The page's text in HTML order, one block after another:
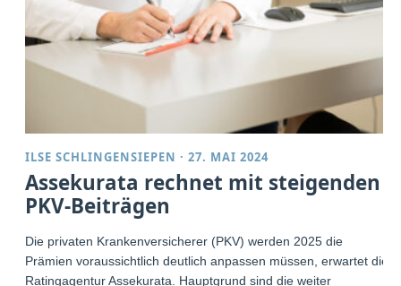
ILSE SCHLINGENSIEPEN ·27. MAI 2024
Assekurata rechnet mit steigenden
PKV-Beiträgen
Die privaten Krankenversicherer (PKV) werden 2025 die
Prämien voraussichtlich deutlich anpassen müssen, erwartet die
Ratingagentur Assekurata. Hauptgrund sind die weiter